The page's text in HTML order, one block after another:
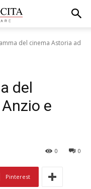
del cinema Astoria ad
del
e
0
0
Pinterest